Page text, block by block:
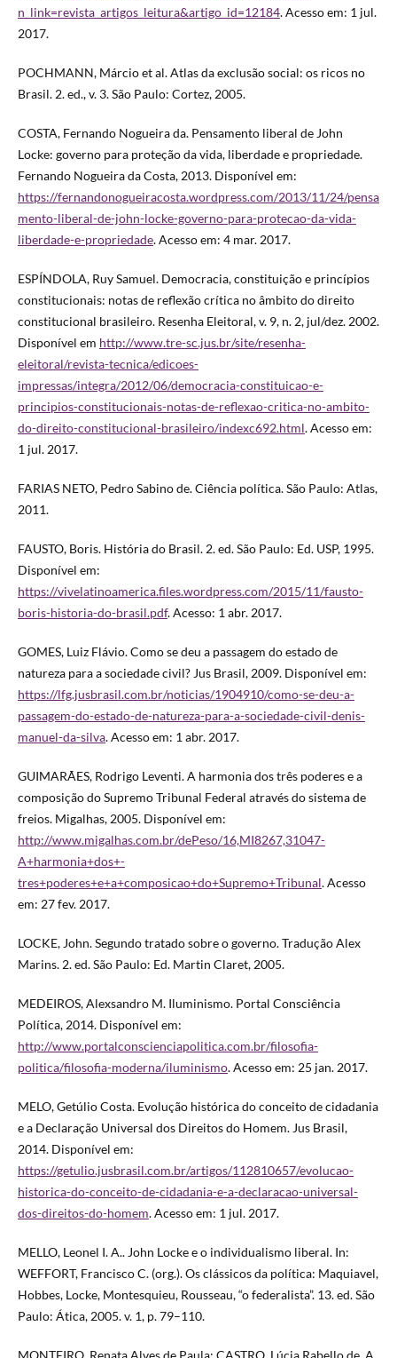
n_link=revista_artigos_leitura&artigo_id=12184. Acesso em: 1 jul.
2017.
POCHMANN, Márcio et al. Atlas da exclusão social: os ricos no
Brasil. 2. ed., v. 3. São Paulo: Cortez, 2005.
COSTA, Fernando Nogueira da. Pensamento liberal de John
Locke: governo para proteção da vida, liberdade e propriedade.
Fernando Nogueira da Costa, 2013. Disponível em:
https://fernandonogueiracosta.wordpress.com/2013/11/24/pensa
mento-liberal-de-john-locke-governo-para-protecao-da-vida-
liberdade-e-propriedade. Acesso em: 4 mar. 2017.
ESPÍNDOLA, Ruy Samuel. Democracia, constituição e princípios
constitucionais: notas de reflexão crítica no âmbito do direito
constitucional brasileiro. Resenha Eleitoral, v. 9, n. 2, jul/dez. 2002.
Disponível em http://www.tre-sc.jus.br/site/resenha-
eleitoral/revista-tecnica/edicoes-
impressas/integra/2012/06/democracia-constituicao-e-
principios-constitucionais-notas-de-reflexao-critica-no-ambito-
do-direito-constitucional-brasileiro/indexc692.html. Acesso em:
1 jul. 2017.
FARIAS NETO, Pedro Sabino de. Ciência política. São Paulo: Atlas,
2011.
FAUSTO, Boris. História do Brasil. 2. ed. São Paulo: Ed. USP, 1995.
Disponível em:
https://vivelatinoamerica.files.wordpress.com/2015/11/fausto-
boris-historia-do-brasil.pdf. Acesso: 1 abr. 2017.
GOMES, Luiz Flávio. Como se deu a passagem do estado de
natureza para a sociedade civil? Jus Brasil, 2009. Disponível em:
https://lfg.jusbrasil.com.br/noticias/1904910/como-se-deu-a-
passagem-do-estado-de-natureza-para-a-sociedade-civil-denis-
manuel-da-silva. Acesso em: 1 abr. 2017.
GUIMARÃES, Rodrigo Leventi. A harmonia dos três poderes e a
composição do Supremo Tribunal Federal através do sistema de
freios. Migalhas, 2005. Disponível em:
http://www.migalhas.com.br/dePeso/16,MI8267,31047-
A+harmonia+dos+-
tres+poderes+e+a+composicao+do+Supremo+Tribunal. Acesso
em: 27 fev. 2017.
LOCKE, John. Segundo tratado sobre o governo. Tradução Alex
Marins. 2. ed. São Paulo: Ed. Martin Claret, 2005.
MEDEIROS, Alexsandro M. Iluminismo. Portal Consciência
Política, 2014. Disponível em:
http://www.portalconscienciapolitica.com.br/filosofia-
politica/filosofia-moderna/iluminismo. Acesso em: 25 jan. 2017.
MELO, Getúlio Costa. Evolução histórica do conceito de cidadania
e a Declaração Universal dos Direitos do Homem. Jus Brasil,
2014. Disponível em:
https://getulio.jusbrasil.com.br/artigos/112810657/evolucao-
historica-do-conceito-de-cidadania-e-a-declaracao-universal-
dos-direitos-do-homem. Acesso em: 1 jul. 2017.
MELLO, Leonel I. A.. John Locke e o individualismo liberal. In:
WEFFORT, Francisco C. (org.). Os clássicos da política: Maquiavel,
Hobbes, Locke, Montesquieu, Rousseau, “o federalista”. 13. ed. São
Paulo: Ática, 2005. v. 1, p. 79–110.